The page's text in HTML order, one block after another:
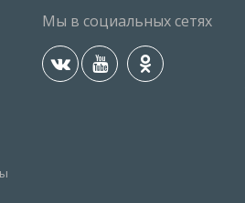
Мы в социальных сетях